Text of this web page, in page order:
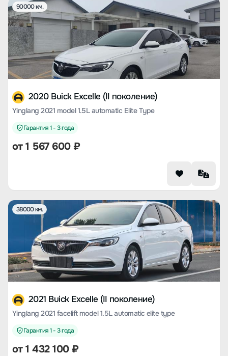
90000 км.
2020 Buick Excelle (II поколение)
Yinglang 2021 model 1.5L automatic Elite Type
Гарантия 1 - 3 года
от1 567 600₽
38000 км.
2021 Buick Excelle (II поколение)
Yinglang 2021 facelift model 1.5L automatic elite type
Гарантия 1 - 3 года
от1 432 100₽